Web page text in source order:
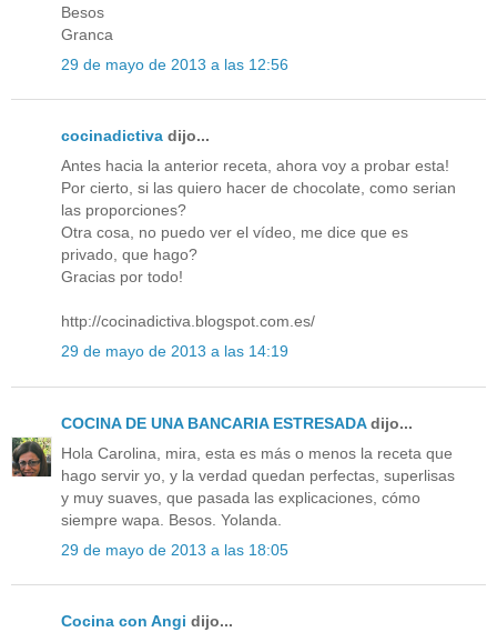
Besos
Granca
29 de mayo de 2013 a las 12:56
cocinadictiva dijo...
Antes hacia la anterior receta, ahora voy a probar esta!
Por cierto, si las quiero hacer de chocolate, como serian
las proporciones?
Otra cosa, no puedo ver el vídeo, me dice que es
privado, que hago?
Gracias por todo!
http://cocinadictiva.blogspot.com.es/
29 de mayo de 2013 a las 14:19
COCINA DE UNA BANCARIA ESTRESADAdijo...
Hola Carolina, mira, esta es más o menos la receta que
hago servir yo, y la verdad quedan perfectas, superlisas
y muy suaves, que pasada las explicaciones, cómo
siempre wapa. Besos. Yolanda.
29 de mayo de 2013 a las 18:05
Cocina con Angi dijo...